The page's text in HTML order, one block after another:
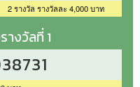
2 รางวัล รางวัลละ 4,000 บาท
างวัลที่ 1